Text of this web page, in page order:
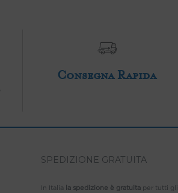
Consegna Rapida
SPEDIZIONE GRATUITA
In Italia la spedizione è gratuita per tutti gli